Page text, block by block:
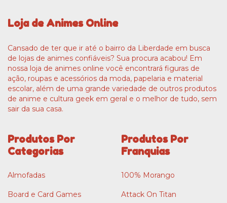
Loja de Animes Online
Cansado de ter que ir até o bairro da Liberdade em busca
de lojas de animes confiáveis? Sua procura acabou! Em
nossa loja de animes online você encontrará figuras de
ação, roupas e acessórios da moda, papelaria e material
escolar, além de uma grande variedade de outros produtos
de anime e cultura geek em geral e o melhor de tudo, sem
sair da sua casa.
Produtos Por
Categorias
Almofadas
Board e Card Games
Produtos Por
Franquias
100% Morango
Attack On Titan